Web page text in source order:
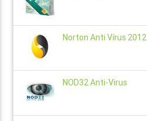
Norton Anti Vírus 2012
NOD32 Anti-Virus